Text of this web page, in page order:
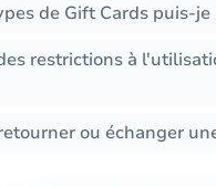
de Gift Cards puis-je
restrictions à
ou échanger